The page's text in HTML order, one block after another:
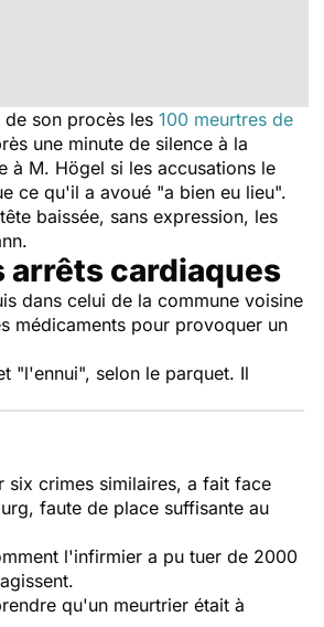
son procès les 100 meurtres de
une minute de silence à la
à M. Högel si les accusations le
ce qu'il a avoué "a bien eu lieu".
baissée, sans expression, les
arrêts cardiaques
dans celui de la commune voisine
médicaments pour provoquer un
"l'ennui", selon le parquet. Il
six crimes similaires, a fait face
faute de place suffisante au
l'infirmier a pu tuer de 2000
qu'un meurtrier était à